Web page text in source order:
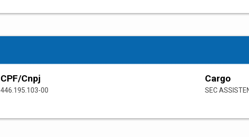
CPF/Cnpj
446.195.103-00
Cargo
SEC